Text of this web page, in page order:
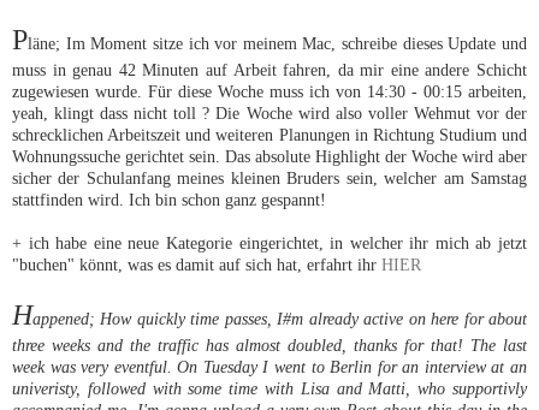
Pläne; Im Moment sitze ich vor meinem Mac, schreibe dieses Update und
muss in genau 42 Minuten auf Arbeit fahren, da mir eine andere Schicht
zugewiesen wurde. Für diese Woche muss ich von 14:30 - 00:15 arbeiten,
yeah, klingt dass nicht toll ? Die Woche wird also voller Wehmut vor der
schrecklichen Arbeitszeit und weiteren Planungen in Richtung Studium und
Wohnungssuche gerichtet sein. Das absolute Highlight der Woche wird aber
sicher der Schulanfang meines kleinen Bruders sein, welcher am Samstag
stattfinden wird. Ich bin schon ganz gespannt!
+ ich habe eine neue Kategorie eingerichtet, in welcher ihr mich ab jetzt
"buchen" könnt, was es damit auf sich hat, erfahrt ihr HIER
Happened; How quickly time passes, I#m already active on here for about
three weeks and the traffic has almost doubled, thanks for that! The last
week was very eventful. On Tuesday I went to Berlin for an interview at an
univeristy, followed with some time with Lisa and Matti, who supportivly